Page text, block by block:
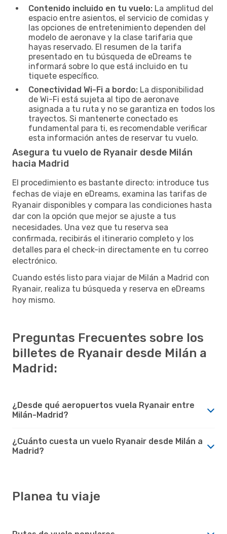
Contenido incluido en tu vuelo: La amplitud del
espacio entre asientos, el servicio de comidas y
las opciones de entretenimiento dependen del
modelo de aeronave y la clase tarifaria que
hayas reservado. El resumen de la tarifa
presentado en tu búsqueda de eDreams te
informará sobre lo que está incluido en tu
tiquete específico.
Conectividad Wi-Fi a bordo: La disponibilidad
de Wi-Fi está sujeta al tipo de aeronave
asignada a tu ruta y no se garantiza en todos los
trayectos. Si mantenerte conectado es
fundamental para ti, es recomendable verificar
esta información antes de reservar tu vuelo.
Asegura tu vuelo de Ryanair desde Milán
hacia Madrid
El procedimiento es bastante directo: introduce tus
fechas de viaje en eDreams, examina las tarifas de
Ryanair disponibles y compara las condiciones hasta
dar con la opción que mejor se ajuste a tus
necesidades. Una vez que tu reserva sea
confirmada, recibirás el itinerario completo y los
detalles para el check-in directamente en tu correo
electrónico.
Cuando estés listo para viajar de Milán a Madrid con
Ryanair, realiza tu búsqueda y reserva en eDreams
hoy mismo.
Preguntas Frecuentes sobre los
billetes de Ryanair desde Milán a
Madrid:
¿Desde qué aeropuertos vuela Ryanair entre
Milán-Madrid?
¿Cuánto cuesta un vuelo Ryanair desde Milán a
Madrid?
Planea tu viaje